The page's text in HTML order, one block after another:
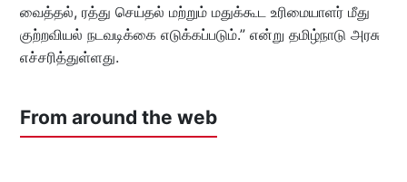
வைத்தல், ரத்து செய்தல் மற்றும் மதுக்கூட உரிமையாளர் மீது
குற்றவியல் நடவடிக்கை எடுக்கப்படும்.” என்று தமிழ்நாடு அரசு
எச்சரித்துள்ளது.
From around the web